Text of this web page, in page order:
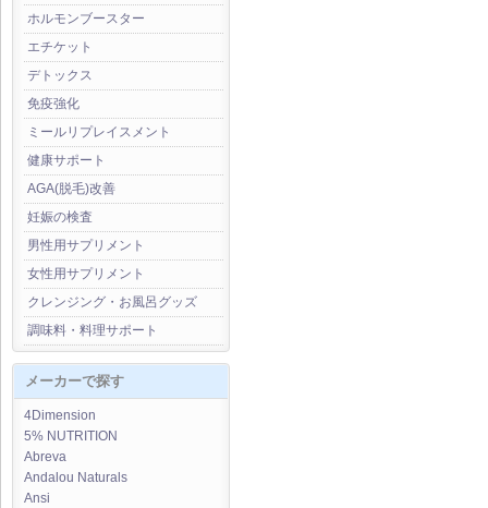
ホルモンブースター
エチケット
デトックス
免疫強化
ミールリプレイスメント
健康サポート
AGA(脱毛)改善
妊娠の検査
男性用サプリメント
女性用サプリメント
クレンジング・お風呂グッズ
調味料・料理サポート
メーカーで探す
4Dimension
5% NUTRITION
Abreva
Andalou Naturals
Ansi